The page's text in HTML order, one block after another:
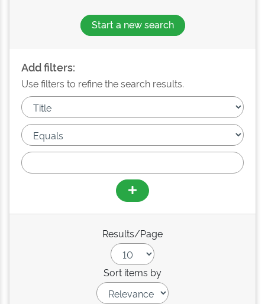
Start a new search
Add filters:
Use filters to refine the search results.
Results/Page
Sort items by